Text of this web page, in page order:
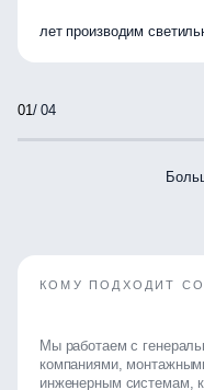
лет производим
/ 04
КОМУ ПОДХОДИТ
Мы работаем с
компаниями,
инженерным системам,